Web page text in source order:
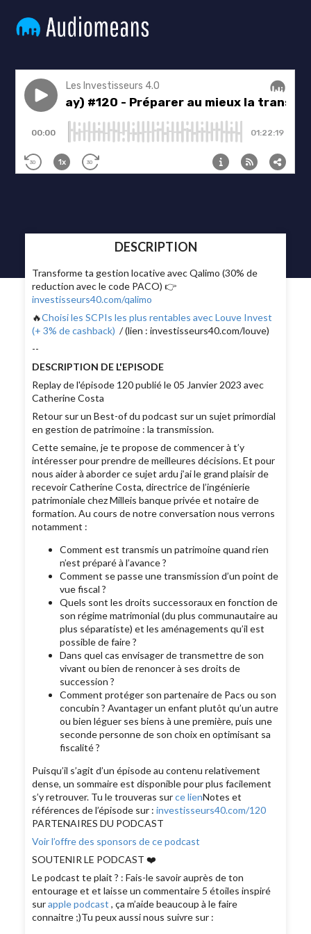
DESCRIPTION
Transforme ta gestion locative avec Qalimo (30% de
reduction avec le code PACO) 👉
investisseurs40.com/qalimo
🔥Choisi les SCPIs les plus rentables avec Louve Invest
(+ 3% de cashback) / (lien : investisseurs40.com/louve)
--
DESCRIPTION DE L'EPISODE
Replay de l'épisode 120 publié le 05 Janvier 2023 avec
Catherine Costa
Retour sur un Best-of du podcast sur un sujet primordial
en gestion de patrimoine : la transmission.
Cette semaine, je te propose de commencer à t’y
intéresser pour prendre de meilleures décisions. Et pour
nous aider à aborder ce sujet ardu j’ai le grand plaisir de
recevoir Catherine Costa, directrice de l’ingénierie
patrimoniale chez Milleis banque privée et notaire de
formation. Au cours de notre conversation nous verrons
notamment :
Comment est transmis un patrimoine quand rien
n’est préparé à l’avance ?
Comment se passe une transmission d’un point de
vue fiscal ?
Quels sont les droits successoraux en fonction de
son régime matrimonial (du plus communautaire au
plus séparatiste) et les aménagements qu’il est
possible de faire ?
Dans quel cas envisager de transmettre de son
vivant ou bien de renoncer à ses droits de
succession ?
Comment protéger son partenaire de Pacs ou son
concubin ? Avantager un enfant plutôt qu’un autre
ou bien léguer ses biens à une première, puis une
seconde personne de son choix en optimisant sa
fiscalité ?
Puisqu’il s’agit d’un épisode au contenu relativement
dense, un sommaire est disponible pour plus facilement
s’y retrouver. Tu le trouveras surce lienNotes et
références de l’épisode sur :investisseurs40.com/120
PARTENAIRES DU PODCAST
Voir l’offre des sponsors de ce podcast
SOUTENIR LE PODCAST ❤️
Le podcast te plait ? : Fais-le savoir auprès de ton
entourage et et laisse un commentaire 5 étoiles inspiré
surapple podcast , ça m’aide beaucoup à le faire
connaitre ;)Tu peux aussi nous suivre sur :